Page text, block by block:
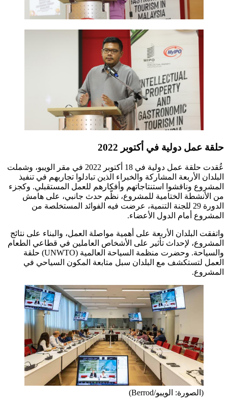
حلقة عمل دولية في أكتوبر 2022
عُقدت حلقة عمل دولية في 18 أكتوبر 2022 في مقر الويبو، وشملت
البلدان الأربعة المشاركة والخبراء الذين تبادلوا تجاربهم في تنفيذ
المشروع وناقشوا استنتاجاتهم وأفكارهم للعمل المستقبلي. وكجزء
من الأنشطة الختامية للمشروع، نظّم حدث جانبي، على هامش
الدورة 29 للجنة التنمية، عرضت فيه الفوائد المستخلصة من
المشروع أمام الدول الأعضاء.
واتفقت البلدان الأربعة على أهمية مواصلة العمل، والبناء على نتائج
المشروع، لإحداث تأثير على الأشخاص العاملين في قطاعي الطعام
والسياحة. وحضرت منظمة السياحة العالمية (UNWTO) حلقة
العمل لتستكشف مع البلدان سبل متابعة المكون السياحي في
المشروع.
(الصورة: الويبو/Berrod)